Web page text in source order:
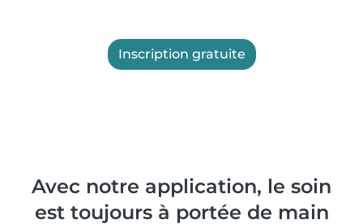
Inscription gratuite
Avec notre application, le soin
est toujours à portée de main